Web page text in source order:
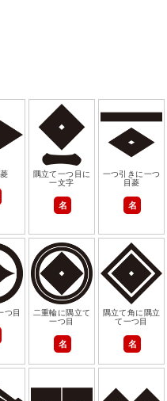
隅立て一つ目に
一文字
名
一つ引きに一つ
目菱
名
つ目
二重輪に隅立て
一つ目
名
隅立て角に隅立
て一つ目
名